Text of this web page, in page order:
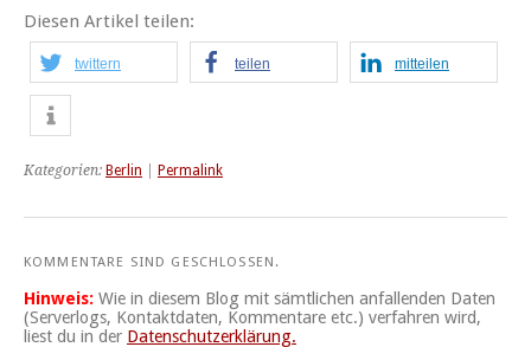
Diesen Artikel teilen:
twittern teilen mitteilen
Kategorien: Berlin Permalink
KOMMENTARE SIND GESCHLOSSEN.
Hinweis: Wie in diesem Blog mit sämtlichen anfallenden Daten
(Serverlogs, Kontaktdaten, Kommentare etc.) verfahren wird,
liest du in der Datenschutzerklärung.